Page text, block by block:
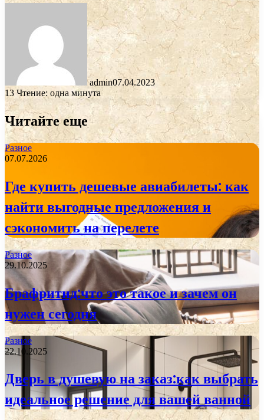
admin07.04.2023
13 Чтение: одна минута
Читайте еще
Разное
07.07.2026
Где купить дешевые авиабилеты: как
найти выгодные предложения и
сэкономить на перелете
Разное
29.10.2025
Брафритид:что это такое и зачем он
нужен сегодня
Разное
22.10.2025
Дверь в душевую на заказ:как выбрать
идеальное решение для вашей ванной